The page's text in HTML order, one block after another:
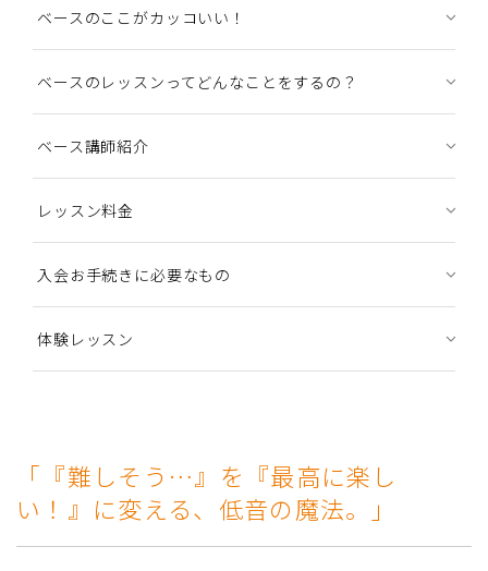
ベースのここがカッコいい！
ベースのレッスンってどんなことをするの？
ベース講師紹介
レッスン料金
入会お手続きに必要なもの
体験レッスン
「『難しそう…』を『最高に楽し
い！』に変える、低音の魔法。」